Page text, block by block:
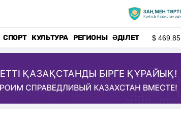
СПОРТ КУЛЬТУРА РЕГИОНЫ ӘДІЛЕТ $469.85